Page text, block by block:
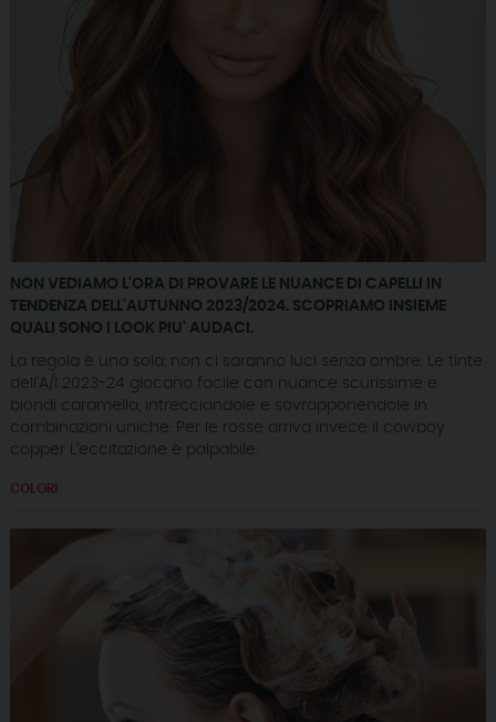
NON VEDIAMO L'ORA DI PROVARE LE NUANCE DI CAPELLI IN
TENDENZA DELL'AUTUNNO 2023/2024. SCOPRIAMO INSIEME
QUALI SONO I LOOK PIU' AUDACI.
La regola è una sola: non ci saranno luci senza ombre. Le tinte
dell'A/I 2023-24 giocano facile con nuance scurissime e
biondi caramella, intrecciandole e sovrapponendole in
combinazioni uniche. Per le rosse arriva invece il cowboy
copper L'eccitazione è palpabile.
COLORI